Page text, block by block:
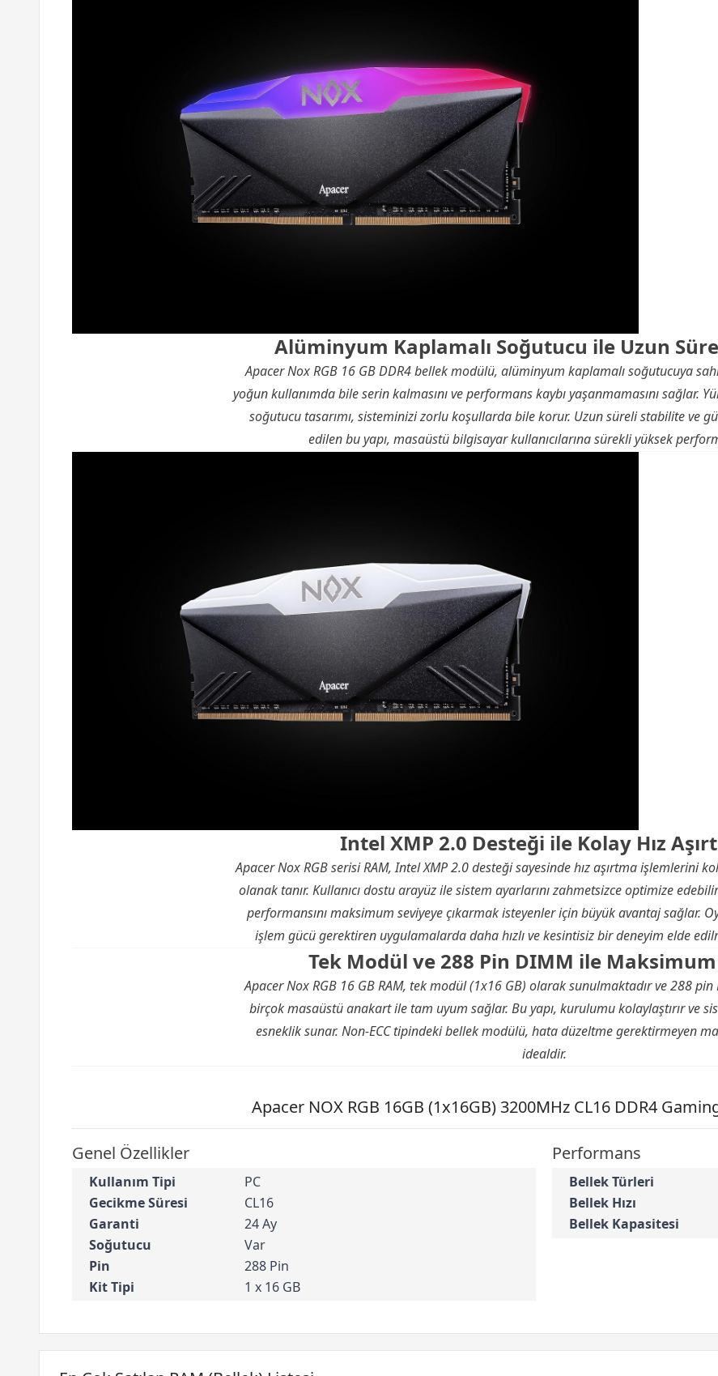
Alüminyum Kaplamalı Soğutucu ile Uzun
Apacer Nox RGB 16 GB DDR4 bellek modülü, alüminyum kaplamalı soğutucuya
yoğun kullanımda bile serin kalmasını ve performans kaybı yaşanmamasını sağlar.
soğutucu tasarımı, sisteminizi zorlu koşullarda bile korur. Uzun süreli stabilite ve
edilen bu yapı, masaüstü bilgisayar kullanıcılarına sürekli yüksek
Intel XMP 2.0 Desteği ile Kolay Hız
Apacer Nox RGB serisi RAM, Intel XMP 2.0 desteği sayesinde hız aşırtma işlemlerini
olanak tanır. Kullanıcı dostu arayüz ile sistem ayarlarını zahmetsizce optimize
performansını maksimum seviyeye çıkarmak isteyenler için büyük avantaj sağlar.
işlem gücü gerektiren uygulamalarda daha hızlı ve kesintisiz bir deneyim elde
Tek Modül ve 288 Pin DIMM ile
Apacer Nox RGB 16 GB RAM, tek modül (1x16 GB) olarak sunulmaktadır ve 288 pin
birçok masaüstü anakart ile tam uyum sağlar. Bu yapı, kurulumu kolaylaştırır ve
esneklik sunar. Non-ECC tipindeki bellek modülü, hata düzeltme gerektirmeyen
idealdir.
Apacer NOX RGB 16GB (1x16GB) 3200MHz CL16 DDR4
Genel Özellikler
Kullanım Tipi
PC
Gecikme Süresi
CL16
Garanti
24 Ay
Soğutucu
Var
Pin
288 Pin
Kit Tipi
1 x 16 GB
Performans
Bellek Türleri
Bellek Hızı
Bellek Kapasitesi